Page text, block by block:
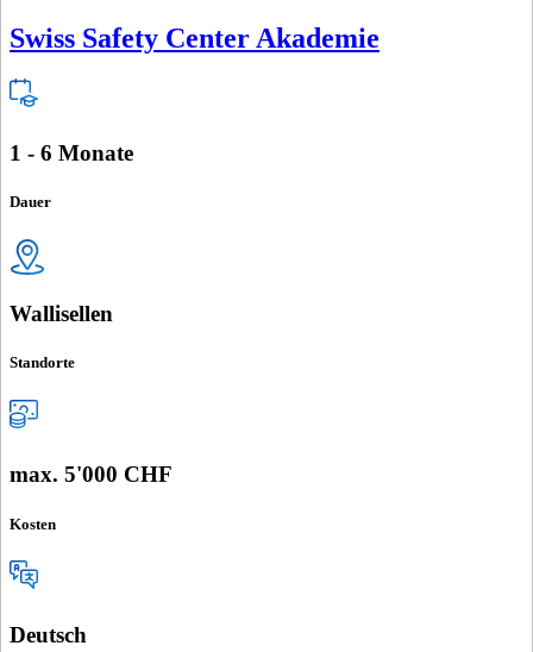
Swiss Safety Center Akademie
1 - 6 Monate
Dauer
Wallisellen
Standorte
max. 5'000 CHF
Kosten
Deutsch